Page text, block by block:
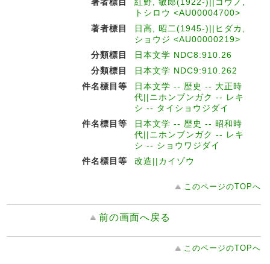
トシロウ <AU00004700>
著者標目
日高, 昭二(1945-)||ヒダカ,
ショウジ <AU00000219>
分類標目
日本文学 NDC8:910.26
分類標目
日本文学 NDC9:910.262
件名標目等
日本文学 -- 歴史 -- 大正時
代||ニホンブンガク -- レキ
シ -- タイショウジダイ
件名標目等
日本文学 -- 歴史 -- 昭和時
代||ニホンブンガク -- レキ
シ -- ショウワジダイ
件名標目等
改造||カイゾウ
このページのTOPへ
前の画面へ戻る
このページのTOPへ